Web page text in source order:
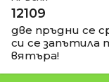
12109
две пръдни се
си се запътила
вятъра!